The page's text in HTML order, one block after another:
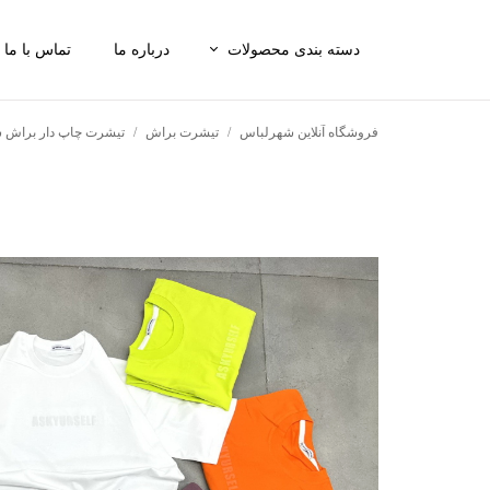
دسته بندی محصولات
شلوار
تی‌شرت
ست شلوارک و تی‌شرت
کفش و کتونی
درباره ما تماس با ما
فروشگاه آنلاین شهرلباس تیشرت براش تیشرت چاپ دار